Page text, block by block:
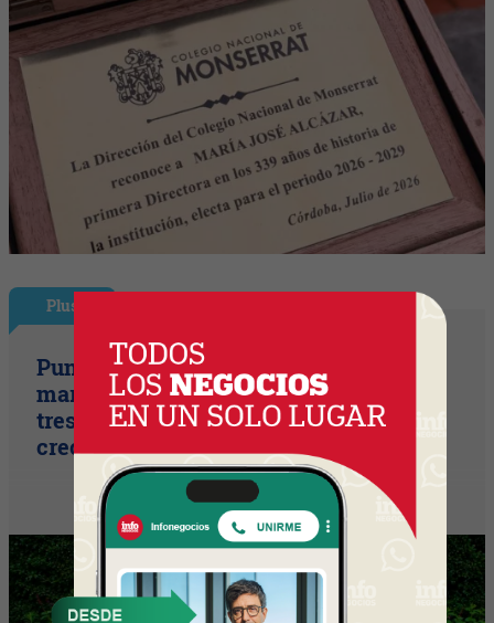
Plus
Punto Sano acelera a tres cifras (la
marca duplicó sus ventas y ya prepara
tres lanzamientos para seguir
creciendo)